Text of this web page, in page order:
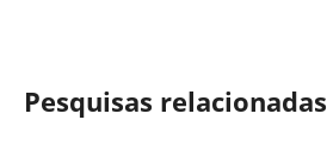
Pesquisas relacionadas